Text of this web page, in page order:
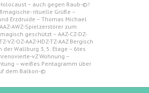
– auch gegen Raub-©!
rituelle Grüße –
Erzdruide – Thomas Michael
AWZ-Spielzerstörer zum
geschützt – AAZ-CZ-DZ-
VZ-OZ-AAZ-HDZ-TZ-AAZ Bergisch
der Wallburg 3, 5. Etage – 6tes
vZ Wohnung –
– weißes Pentagramm über
dem Balkon-©